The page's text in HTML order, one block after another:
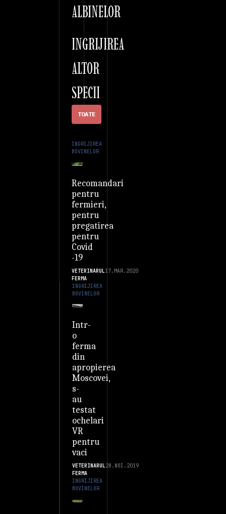
ALBINELOR
INGRIJIREA
ALTOR
SPECII
TOATE
INGRIJIREA
BOVINELOR
Recomandari
pentru
fermieri,
pentru
pregatirea
pentru
Covid
-19
VETERINARUL
FERMA
17.MAR.2020
INGRIJIREA
BOVINELOR
Intr-
o
ferma
din
apropierea
Moscovei,
s-
au
testat
ochelari
VR
pentru
vaci
VETERINARUL
FERMA
28.NOI.2019
INGRIJIREA
BOVINELOR